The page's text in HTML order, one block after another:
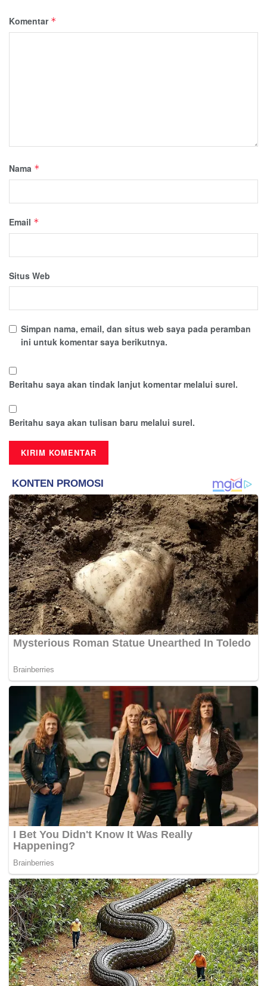
Komentar *
Nama *
Email *
Situs Web
Simpan nama, email, dan situs web saya pada peramban
ini untuk komentar saya berikutnya.
Beritahu saya akan tindak lanjut komentar melalui surel.
Beritahu saya akan tulisan baru melalui surel.